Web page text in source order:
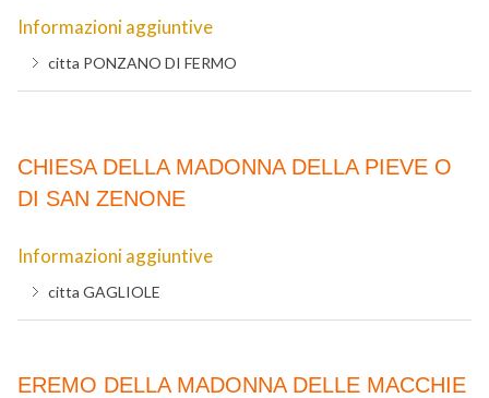
Informazioni aggiuntive
citta PONZANO DI FERMO
CHIESA DELLA MADONNA DELLA PIEVE O
DI SAN ZENONE
Informazioni aggiuntive
citta GAGLIOLE
EREMO DELLA MADONNA DELLE MACCHIE